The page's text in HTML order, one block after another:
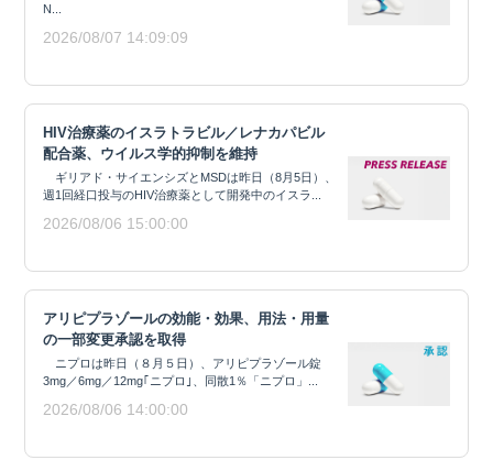
N...
2026/08/07 14:09:09
HIV治療薬のイスラトラビル／レナカパビル
配合薬、ウイルス学的抑制を維持
ギリアド・サイエンシズとMSDは昨日（8月5日）、
週1回経口投与のHIV治療薬として開発中のイスラ...
2026/08/06 15:00:00
アリピプラゾールの効能・効果、用法・用量
の一部変更承認を取得
ニプロは昨日（８月５日）、アリピプラゾール錠
3mg／6mg／12mg｢ニプロ｣、同散1％「ニプロ」...
2026/08/06 14:00:00